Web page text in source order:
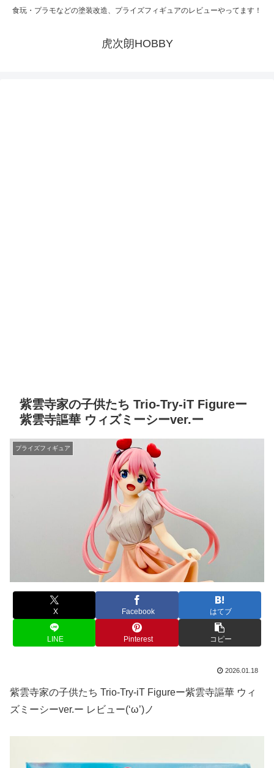
食玩・プラモなどの塗装改造、プライズフィギュアのレビューやってます！
虎次朗HOBBY
紫雲寺家の子供たち Trio-Try-iT Figureー
紫雲寺謳華 ウィズミーシーver.ー
プライズフィギュア
X Facebook はてブ
LINE Pinterest コピー
2026.01.18
紫雲寺家の子供たち Trio-Try-iT Figureー紫雲寺謳華 ウィ
ズミーシーver.ー レビュー(‘ω’)ノ